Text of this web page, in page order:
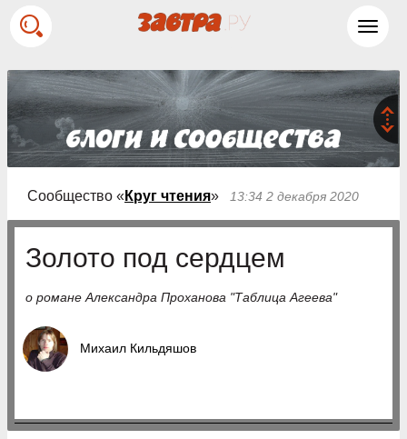
Сообщество « Круг чтения» 13:34 2 декабря 2020
Золото под сердцем
о романе Александра Проханова "Таблица Агеева"
Михаил Кильдяшов